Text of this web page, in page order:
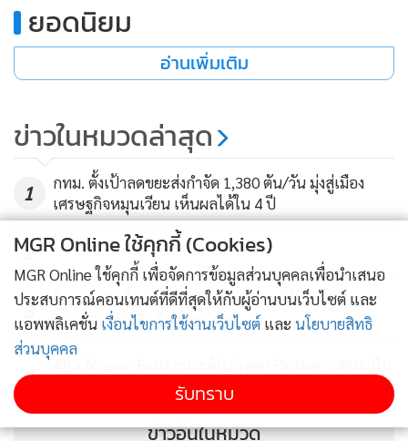
ทะเล ซึ่งดำเนินงานโดยองค์กรความร่วมมือระหว่างประเทศของ
เยอรมัน (GIZ) และ Expertise France (EF) ยังสนับสนุน
โครงการนำร่องกว่า 20 โครงการใน 5 ประเทศ ซึ่งครอบคลุมถึง
และการผลิตพลาสติกอย่างยั่งยืน ตลอดจนการลดขยะ ณ แหล่ง
ทิ้งขยะลงสู่ทะเลจากเรือพาณิชย์และเรือประมงในประเทศจีน
อินโดนิเซีย ฟิลิปปินส์ ไทยและเวียดนาม ประสบการณ์และบท
เรียนของโครงการนำร่อง จะสามารถเป็นตัวอย่างที่ดีและก่อให้
เกิดการพัฒนาทางด้านนโยบายในอนาคต
โครงการนำร่องทั้ง 3 จังหวัดประกอบด้วย
1) โครงการส่งเสริมรูปแบบเศรษฐกิจหมุนเวียนในระดับท้องถิ่น
เพื่อปรับปรุงรูปแบบและนโยบายด้านการจัดการขยะพลาสติก
ในพื้นที่ตำบลเกาะลิบง จังหวัดตรัง ดำเนินงานโดยองค์การ
ระหว่างประเทศเพื่อการอนุรักษ์ทรัพยากรธรรมชาติ (IUCN)
เกาะลิบง จังหวัดตรัง มีความสำคัญต่อความหลากหลายทาง
ยอดนิยม
อ่านเพิ่มเติม
ข่าวในหมวดล่าสุด
1
กทม. ตั้งเป้าลดขยะส่งกำจัด 1,380 ตัน/วัน มุ่งสู่เมือง
เศรษฐกิจหมุนเวียน เห็นผลได้ใน 4 ปี
2
3
รัฐบาล เปิดขึ้นทะเบียนผู้ประกอบการ "โซลาร์รูฟทอป"
หนุน 5 แสนครัวเรือนลดค่าไฟ
4
ไทยสู่มาตรฐานโลกด้วย EPD International
ข่าวอื่นในหมวด
MGR Online ใช้คุกกี้ (Cookies)
MGR Online ใช้คุกกี้ เพื่อจัดการข้อมูลส่วนบุคคลเพื่อนำเสนอ
ประสบการณ์คอนเทนต์ที่ดีที่สุดให้กับผู้อ่านบนเว็บไซต์ และ
แอพพลิเคชั่น เงื่อนไขการใช้งานเว็บไซต์ และ นโยบายสิทธิ
ส่วนบุคคล
รับทราบ